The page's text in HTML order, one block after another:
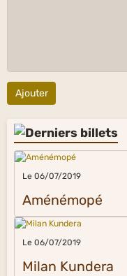
Ajouter
Le 06/07/2019
Aménémopé
Le 06/07/2019
Milan Kundera